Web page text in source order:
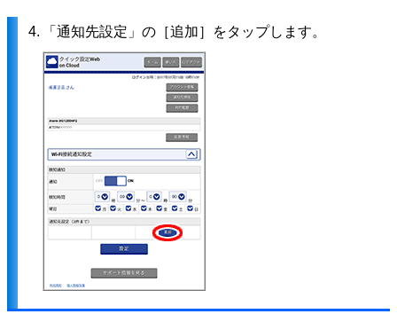
4. 「通知先設定」の［追加］をタップします。